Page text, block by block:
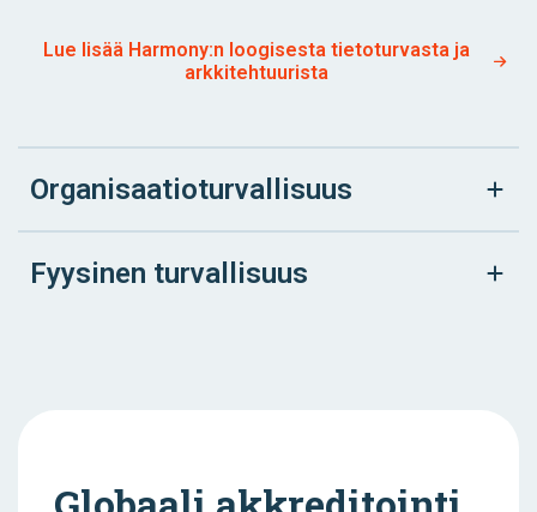
Lue lisää Harmony:n loogisesta tietoturvasta ja
arkkitehtuurista
Organisaatioturvallisuus
Fyysinen turvallisuus